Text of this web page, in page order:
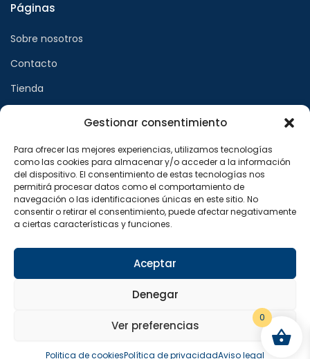
Gestionar consentimiento
Para ofrecer las mejores experiencias, utilizamos tecnologías
como las cookies para almacenar y/o acceder a la información
del dispositivo. El consentimiento de estas tecnologías nos
permitirá procesar datos como el comportamiento de
navegación o las identificaciones únicas en este sitio. No
consentir o retirar el consentimiento, puede afectar negativamente
a ciertas características y funciones.
Aceptar
Denegar
Ver preferencias
Politica de cookiesPolítica de privacidadAviso legal
Páginas
Sobre nosotros
Contacto
Tienda
Aviso legal
Política de privacidad
Política de cookies
Síguenos en
F X
r
I
m
Copyright © 2024 Sualfont S.L. Todos los derechos
reservados.
0